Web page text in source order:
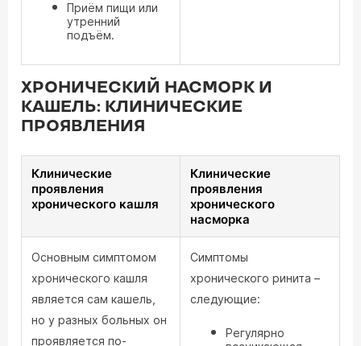
Приём пищи или
утренний
подъём.
ХРОНИЧЕСКИЙ НАСМОРК И
КАШЕЛЬ: КЛИНИЧЕСКИЕ
ПРОЯВЛЕНИЯ
Клинические
проявления
хронического кашля
Клинические
проявления
хронического
насморка
Основным симптомом
хронического кашля
является сам кашель,
но у разных больных он
проявляется по-
Симптомы
хронического ринита –
следующие:
Регулярно